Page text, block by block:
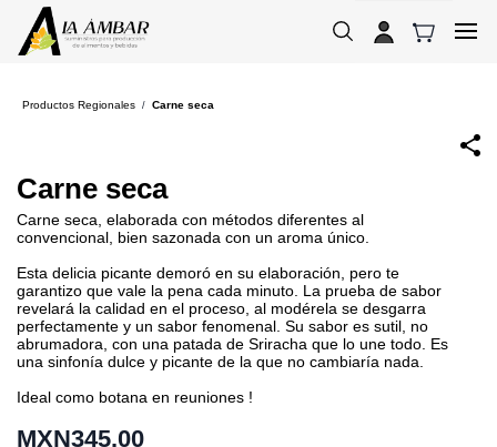
Skip to
main
content
Productos Regionales / Carne seca
Carne seca
Carne seca, elaborada con métodos diferentes al
convencional, bien sazonada con un aroma único.
Esta delicia picante demoró en su elaboración, pero te
garantizo que vale la pena cada minuto. La prueba de sabor
revelará la calidad en el proceso, al modérela se desgarra
perfectamente y un sabor fenomenal. Su sabor es sutil, no
abrumadora, con una patada de Sriracha que lo une todo. Es
una sinfonía dulce y picante de la que no cambiaría nada.
Ideal como botana en reuniones !
MXN345.00